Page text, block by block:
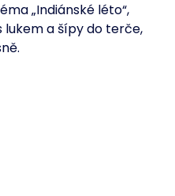
„Indiánské léto“,
lukem a šípy do terče,